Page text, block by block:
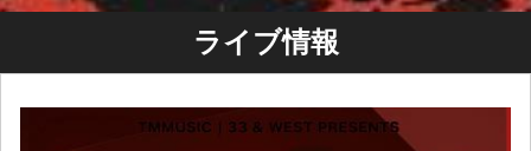
ライブ情報